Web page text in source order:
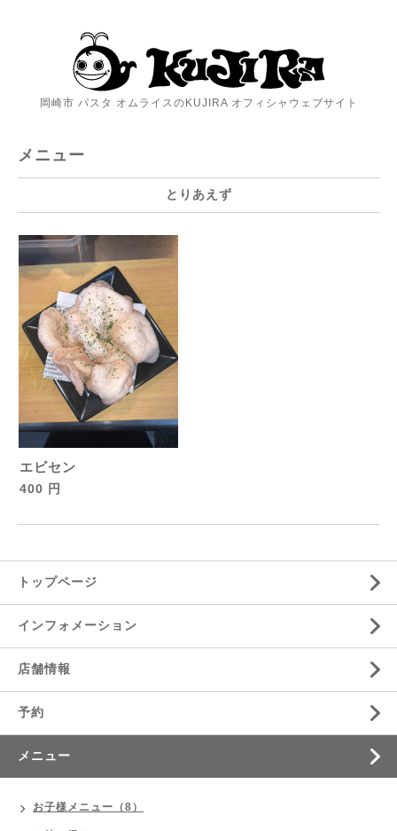
岡崎市 パスタ オムライスのKUJIRA オフィシャウェブサイト
メニュー
とりあえず
エビセン
400 円
トップページ
インフォメーション
店舗情報
予約
メニュー
お子様メニュー（8）